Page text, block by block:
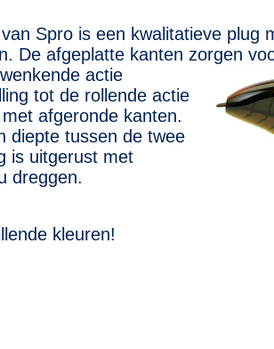
Spro is een kwalitatieve plug
De afgeplatte kanten zorgen
actie
tot de rollende actie
afgeronde kanten.
diepte tussen de twee
is uitgerust met
dreggen.
kleuren!